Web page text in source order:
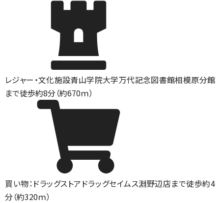
レジャー・文化施設青山学院大学万代記念図書館相模原分館
まで徒歩約8分（約670ｍ）
買い物：ドラッグストアドラッグセイムス淵野辺店まで徒歩約4
分（約320ｍ）